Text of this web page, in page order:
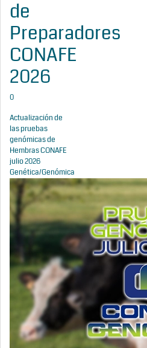
de
Preparadores
CONAFE
2026
0
Actualización de
las pruebas
genómicas de
Hembras CONAFE
julio 2026
Genética/Genómica